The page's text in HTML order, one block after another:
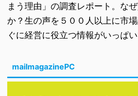
まう理由」の調査レポート。な
か？生の声を５００人以上に市
ぐに経営に役立つ情報がいっぱい
mailmagazinePC